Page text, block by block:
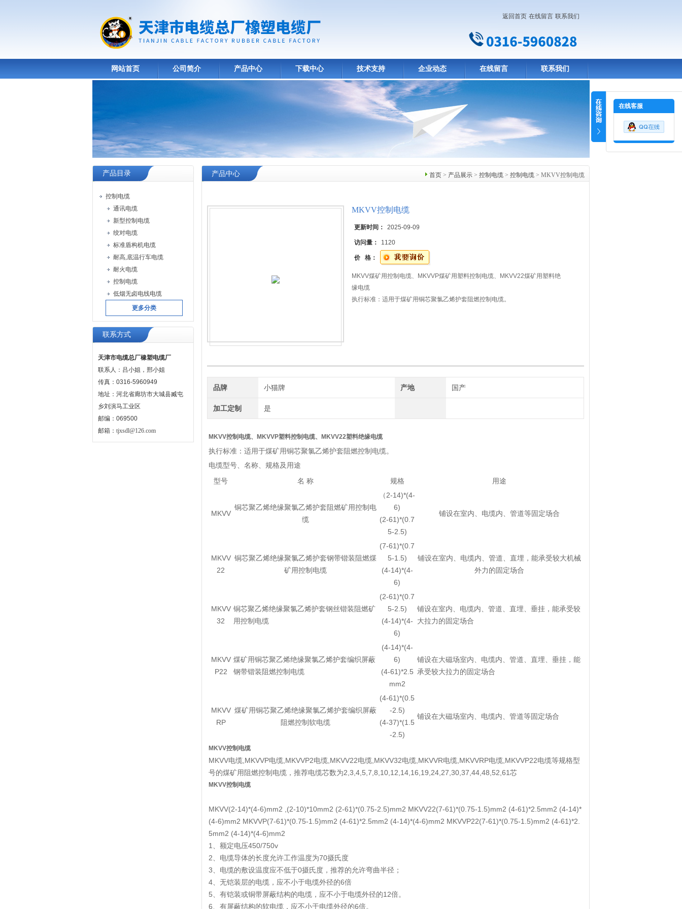
返回首页 在线留言 联系我们
网站首页 公司简介 产品中心 下载中心 技术支持 企业动态 在线留言 联系我们
产品目录
控制电缆
通讯电缆
新型控制电缆
绞对电缆
标准盾构机电缆
耐高,底温行车电缆
耐火电缆
控制电缆
低烟无卤电线电缆
更多分类
联系方式
天津市电缆总厂橡塑电缆厂
联系人：吕小姐，邢小姐
传真：0316-5960949
地址：河北省廊坊市大城县臧屯
乡刘演马工业区
邮编：069500
邮箱： tjxsdl@126.com
首页 > 产品展示 > 控制电缆 > 控制电缆 > MKVV控制电缆
产品中心
MKVV控制电缆
更新时间： 2025-09-09
访问量： 1120
价 格：
MKVV煤矿用控制电缆、MKVVP煤矿用塑料控制电缆、MKVV22煤矿用塑料绝
缘电缆
执行标准：适用于煤矿用铜芯聚氯乙烯护套阻燃控制电缆。
品牌 小猫牌 产地 国产
加工定制 是
MKVV控制电缆、MKVVP塑料控制电缆、MKVV22塑料绝缘电缆
执行标准：适用于煤矿用铜芯聚氯乙烯护套阻燃控制电缆。
电缆型号、名称、规格及用途
型号
名 称 规格 用途
MKVV
铜芯聚乙烯绝缘聚氯乙烯护套阻燃矿用控制电
缆
（2-14)*(4-
6)
(2-61)*(0.7
5-2.5)
铺设在室内、电缆内、管道等固定场合
MKVV
22
铜芯聚乙烯绝缘聚氯乙烯护套钢带锴装阻燃煤
矿用控制电缆
(7-61)*(0.7
5-1.5)
(4-14)*(4-
6)
铺设在室内、电缆内、管道、直埋，能承受较大机械
外力的固定场合
MKVV
32
铜芯聚乙烯绝缘聚氯乙烯护套钢丝锴装阻燃矿
用控制电缆
(2-61)*(0.7
5-2.5)
(4-14)*(4-
6)
铺设在室内、电缆内、管道、直埋、垂挂，能承受较
大拉力的固定场合
MKVV
P22
煤矿用铜芯聚乙烯绝缘聚氯乙烯护套编织屏蔽
钢带锴装阻燃控制电缆
(4-14)*(4-
6)
(4-61)*2.5
mm2
铺设在大磁场室内、电缆内、管道、直埋、垂挂，能
承受较大拉力的固定场合
MKVV
RP
煤矿用铜芯聚乙烯绝缘聚氯乙烯护套编织屏蔽
阻燃控制软电缆
(4-61)*(0.5
-2.5)
(4-37)*(1.5
-2.5)
铺设在大磁场室内、电缆内、管道等固定场合
MKVV控制电缆
MKVV电缆,MKVVP电缆,MKVVP2电缆,MKVV22电缆,MKVV32电缆,MKVVR电缆,MKVVRP电缆,MKVVP22电缆等规格型
号的煤矿用阻燃控制电缆，推荐电缆芯数为2,3,4,5,7,8,10,12,14,16,19,24,27,30,37,44,48,52,61芯
MKVV控制电缆
MKVV(2-14)*(4-6)mm2 ,(2-10)*10mm2 (2-61)*(0.75-2.5)mm2 MKVV22(7-61)*(0.75-1.5)mm2 (4-61)*2.5mm2 (4-14)*
(4-6)mm2 MKVVP(7-61)*(0.75-1.5)mm2 (4-61)*2.5mm2 (4-14)*(4-6)mm2 MKVVP22(7-61)*(0.75-1.5)mm2 (4-61)*2.
5mm2 (4-14)*(4-6)mm2
1、额定电压450/750v
2、电缆导体的长度允许工作温度为70摄氏度
3、电缆的敷设温度应不低于0摄氏度，推荐的允许弯曲半径；
4、无铠装层的电缆，应不小于电缆外径的6倍
5、有铠装或铜带屏蔽结构的电缆，应不小于电缆外径的12倍。
6、有屏蔽结构的软电缆，应不小于电缆外径的6倍。
在线客服